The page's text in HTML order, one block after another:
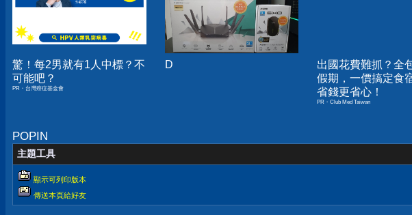
驚！每2男就有1人中標？不
可能吧？
PR・台灣癌症基金會
D
出國花費難抓？全
假期，一價搞定食
省錢更省心！
PR・Club Med Taiwan
POPIN
主題工具
顯示可列印版本
傳送本頁給好友